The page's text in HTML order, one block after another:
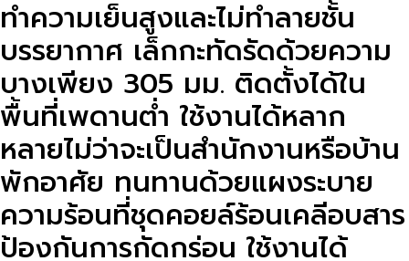
ทำความเย็นสูงและไม่ทำลายชั้น
บรรยากาศ เล็กกะทัดรัดด้วยความ
บางเพียง 305 มม. ติดตั้งได้ใน
พื้นที่เพดานต่ำ ใช้งานได้หลาก
หลายไม่ว่าจะเป็นสำนักงานหรือบ้าน
พักอาศัย ทนทานด้วยแผงระบาย
ความร้อนที่ชุดคอยล์ร้อนเคลีอบสาร
ป้องกันการกัดกร่อน ใช้งานได้